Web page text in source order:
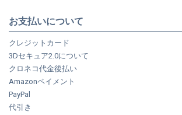
お支払いについて
クレジットカード
3Dセキュア2.0について
クロネコ代金後払い
Amazonペイメント
PayPal
代引き